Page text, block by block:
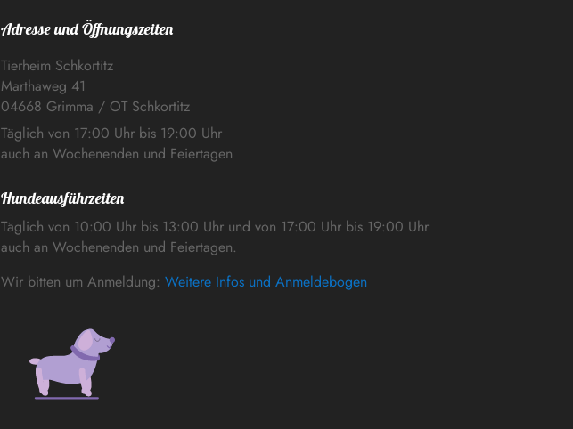
Adresse und Öffnungszeiten
Tierheim Schkortitz
Marthaweg 41
04668 Grimma / OT Schkortitz
Täglich von 17:00 Uhr bis 19:00 Uhr
auch an Wochenenden und Feiertagen
Hundeausführzeiten
Täglich von 10:00 Uhr bis 13:00 Uhr und von 17:00 Uhr bis 19:00 Uhr
auch an Wochenenden und Feiertagen.
Wir bitten um Anmeldung: Weitere Infos und Anmeldebogen